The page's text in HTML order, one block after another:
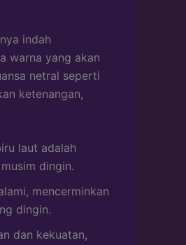
indah
warna yang akan
netral seperti
ketenangan,
laut adalah
dingin.
mencerminkan
dingin.
dan kekuatan,